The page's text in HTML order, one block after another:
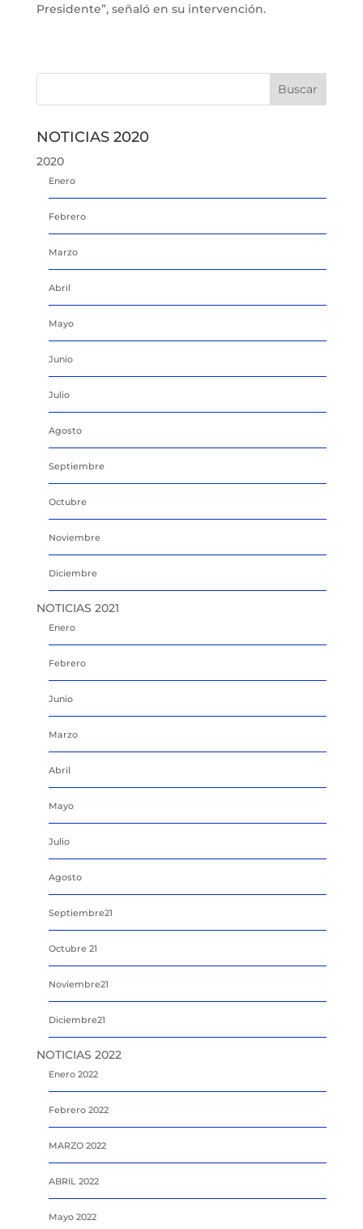
Presidente”, señaló en su intervención.
NOTICIAS 2020
2020
Enero
Febrero
Marzo
Abril
Mayo
Junio
Julio
Agosto
Septiembre
Octubre
Noviembre
Diciembre
NOTICIAS 2021
Enero
Febrero
Junio
Marzo
Abril
Mayo
Julio
Agosto
Septiembre21
Octubre 21
Noviembre21
Diciembre21
NOTICIAS 2022
Enero 2022
Febrero 2022
MARZO 2022
ABRIL 2022
Mayo 2022